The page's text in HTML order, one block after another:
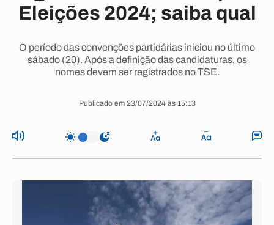
Eleições 2024; saiba qual
O período das convenções partidárias iniciou no último
sábado (20). Após a definição das candidaturas, os
nomes devem ser registrados no TSE.
Publicado em 23/07/2024 às 15:13